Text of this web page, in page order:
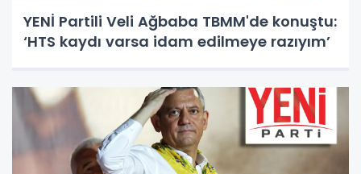
YENİ Partili Veli Ağbaba TBMM'de konuştu:
‘HTS kaydı varsa idam edilmeye razıyım’